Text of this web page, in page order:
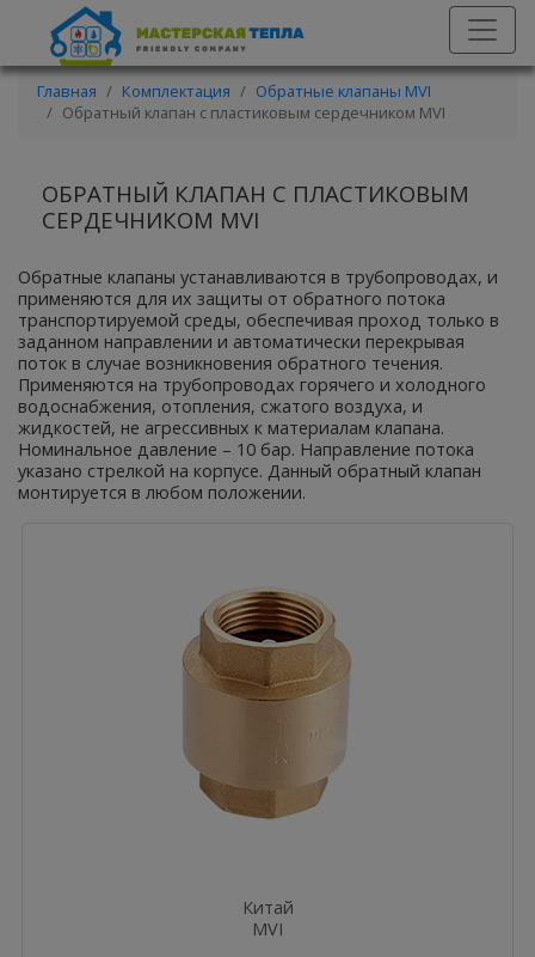
Главная Комплектация
Обратные клапаны MVI
Обратный клапан с пластиковым сердечником MVI
ОБРАТНЫЙ КЛАПАН С ПЛАСТИКОВЫМ
СЕРДЕЧНИКОМ MVI
Обратные клапаны устанавливаются в трубопроводах, и
применяются для их защиты от обратного потока
транспортируемой среды, обеспечивая проход только в
заданном направлении и автоматически перекрывая
поток в случае возникновения обратного течения.
Применяются на трубопроводах горячего и холодного
водоснабжения, отопления, сжатого воздуха, и
жидкостей, не агрессивных к материалам клапана.
Номинальное давление – 10 бар. Направление потока
указано стрелкой на корпусе. Данный обратный клапан
монтируется в любом положении.
Китай
MVI